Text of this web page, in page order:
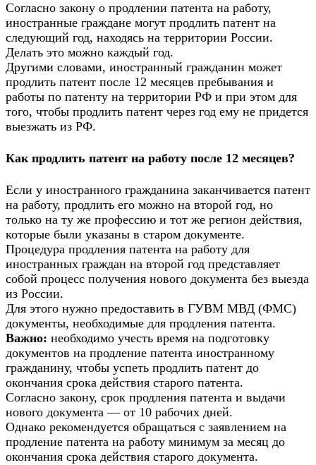
Согласно закону о продлении патента на работу,
иностранные граждане могут продлить патент на
следующий год, находясь на территории России.
Делать это можно каждый год.
Другими словами, иностранный гражданин может
продлить патент после 12 месяцев пребывания и
работы по патенту на территории РФ и при этом для
того, чтобы продлить патент через год ему не придется
выезжать из РФ.
Как продлить патент на работу после 12 месяцев?
Если у иностранного гражданина заканчивается патент
на работу, продлить его можно на второй год, но
только на ту же профессию и тот же регион действия,
которые были указаны в старом документе.
Процедура продления патента на работу для
иностранных граждан на второй год представляет
собой процесс получения нового документа без выезда
из России.
Для этого нужно предоставить в ГУВМ МВД (ФМС)
документы, необходимые для продления патента.
Важно: необходимо учесть время на подготовку
документов на продление патента иностранному
гражданину, чтобы успеть продлить патент до
окончания срока действия старого патента.
Согласно закону, срок продления патента и выдачи
нового документа — от 10 рабочих дней.
Однако рекомендуется обращаться с заявлением на
продление патента на работу минимум за месяц до
окончания срока действия старого документа.